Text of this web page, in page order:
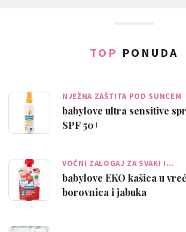
TOP PONUDA
NJEŽNA ZAŠTITA POD SUNCEM
babylove ultra sensitive
SPF 50+
VOĆNI ZALOGAJ ZA SVAKI I…
babylove EKO kašica u
borovnica i jabuka